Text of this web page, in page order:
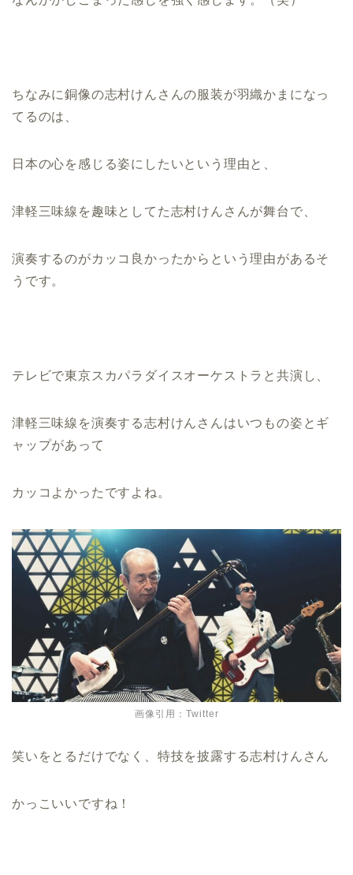
ちなみに銅像の志村けんさんの服装が羽織かまになっ
てるのは、
日本の心を感じる姿にしたいという理由と、
津軽三味線を趣味としてた志村けんさんが舞台で、
演奏するのがカッコ良かったからという理由があるそ
うです。
テレビで東京スカパラダイスオーケストラと共演し、
津軽三味線を演奏する志村けんさんはいつもの姿とギ
ャップがあって
カッコよかったですよね。
画像引用：Twitter
笑いをとるだけでなく、特技を披露する志村けんさん
かっこいいですね！